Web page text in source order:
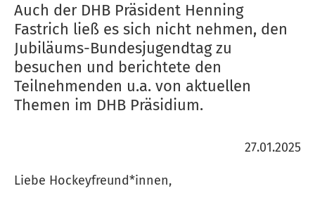
Auch der DHB Präsident Henning
Fastrich ließ es sich nicht nehmen, den
Jubiläums-Bundesjugendtag zu
besuchen und berichtete den
Teilnehmenden u.a. von aktuellen
Themen im DHB Präsidium.
27.01.2025
Liebe Hockeyfreund*innen,